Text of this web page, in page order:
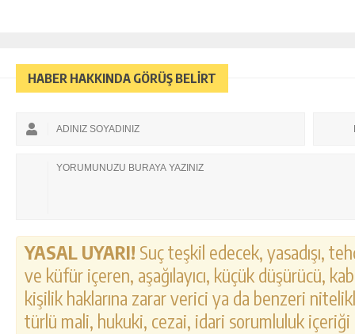
HABER HAKKINDA GÖRÜŞ BELİRT
YASAL UYARI! Suç teşkil edecek, yasadışı,
ve küfür içeren, aşağılayıcı, küçük düşürücü,
kişilik haklarına zarar verici ya da benzeri
türlü mali, hukuki, cezai, idari sorumluluk